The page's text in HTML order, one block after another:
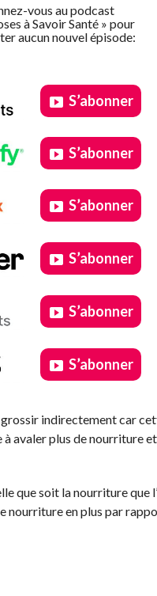
vous au podcast
à Savoir Santé » pour
aucun nouvel épisode:
S’abonner
S’abonner
S’abonner
S’abonner
S’abonner
S’abonner
indirectement car
à avaler plus de nourriture
que soit la nourriture que
nourriture en plus par